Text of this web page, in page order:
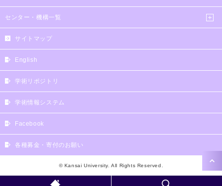
センター・機構一覧
サイトマップ
English
学術リポジトリ
学術情報システム
Facebook
各種募金・寄付のお願い
© Kansai University. All Rights Reserved.